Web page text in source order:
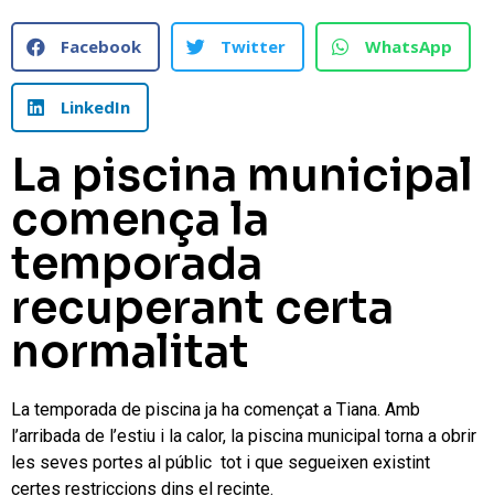
Facebook Twitter WhatsApp
LinkedIn
La piscina municipal
comença la
temporada
recuperant certa
normalitat
La temporada de piscina ja ha començat a Tiana. Amb
l’arribada de l’estiu i la calor, la piscina municipal torna a obrir
les seves portes al públic tot i que segueixen existint
certes restriccions dins el recinte.